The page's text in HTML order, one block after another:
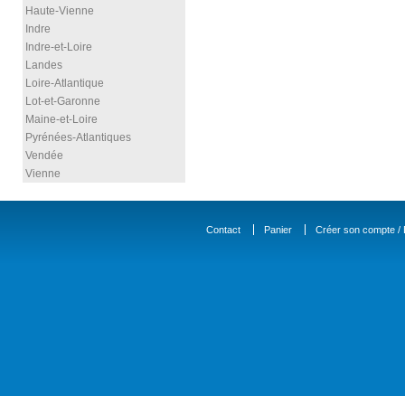
Haute-Vienne
Indre
Indre-et-Loire
Landes
Loire-Atlantique
Lot-et-Garonne
Maine-et-Loire
Pyrénées-Atlantiques
Vendée
Vienne
Contact Panier Créer son compte /